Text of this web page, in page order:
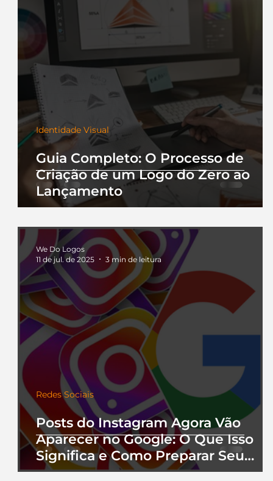
Guia Completo: O Processo de
Criação de um Logo do Zero ao
Lançamento
Identidade Visual
Posts do Instagram Agora Vão
Aparecer no Google: O Que Isso
Significa e Como Preparar Seu
Perfil
Redes Sociais
We Do Logos
11 de jul. de 2025
3 min de leitura